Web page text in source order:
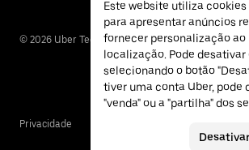
© 2026 Uber Technologies Inc.
Privacidade
Este website utiliza
para apresentar anúncios
fornecer personalização ao
localização. Pode desativar
selecionando o botão
tiver uma conta Uber, pode
"venda" ou a "partilha" dos